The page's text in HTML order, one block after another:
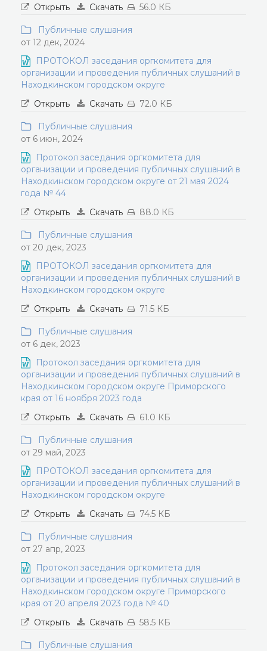
Открыть Скачать 56.0 КБ
Публичные слушания
от 12 дек, 2024
ПРОТОКОЛ заседания оргкомитета для
организации и проведения публичных слушаний в
Находкинском городском округе
Открыть
Скачать 72.0 КБ
Публичные слушания
от 6 июн, 2024
Протокол заседания оргкомитета для
организации и проведения публичных слушаний в
Находкинском городском округе от 21 мая 2024
года № 44
Открыть
Скачать 88.0 КБ
Публичные слушания
от 20 дек, 2023
ПРОТОКОЛ заседания оргкомитета для
организации и проведения публичных слушаний в
Находкинском городском округе
Открыть
Скачать 71.5 КБ
Публичные слушания
от 6 дек, 2023
Протокол заседания оргкомитета для
организации и проведения публичных слушаний в
Находкинском городском округе Приморского
края от 16 ноября 2023 года
Открыть
Скачать 61.0 КБ
Публичные слушания
от 29 май, 2023
ПРОТОКОЛ заседания оргкомитета для
организации и проведения публичных слушаний в
Находкинском городском округе
Открыть
Скачать 74.5 КБ
Публичные слушания
от 27 апр, 2023
Протокол заседания оргкомитета для
организации и проведения публичных слушаний в
Находкинском городском округе Приморского
края от 20 апреля 2023 года № 40
Открыть
Скачать 58.5 КБ
Публичные слушания